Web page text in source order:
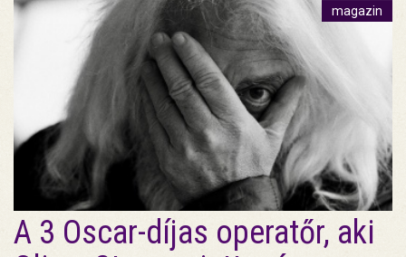
magazin
A 3 Oscar-díjas operatőr, aki